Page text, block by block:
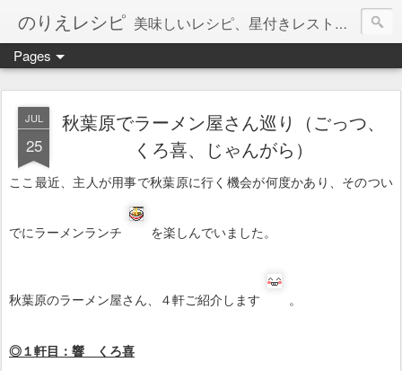
のりえレシピ 美味しいレシピ、星付きレストラン、絶品お取り寄せを紹介しています。
Pages
JUL
25
秋葉原でラーメン屋さん巡り（ごっつ、
くろ喜、じゃんがら）
ここ最近、主人が用事で秋葉原に行く機会が何度かあり、そのつい
でにラーメンランチ を楽しんでいました。
秋葉原のラーメン屋さん、４軒ご紹介します 。
◎１軒目：響 くろ喜